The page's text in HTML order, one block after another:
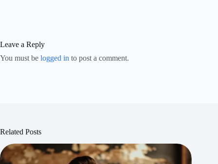
Leave a Reply
You must be logged in to post a comment.
Related Posts